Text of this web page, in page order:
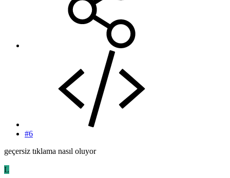
#6
geçersiz tıklama nasıl oluyor
L